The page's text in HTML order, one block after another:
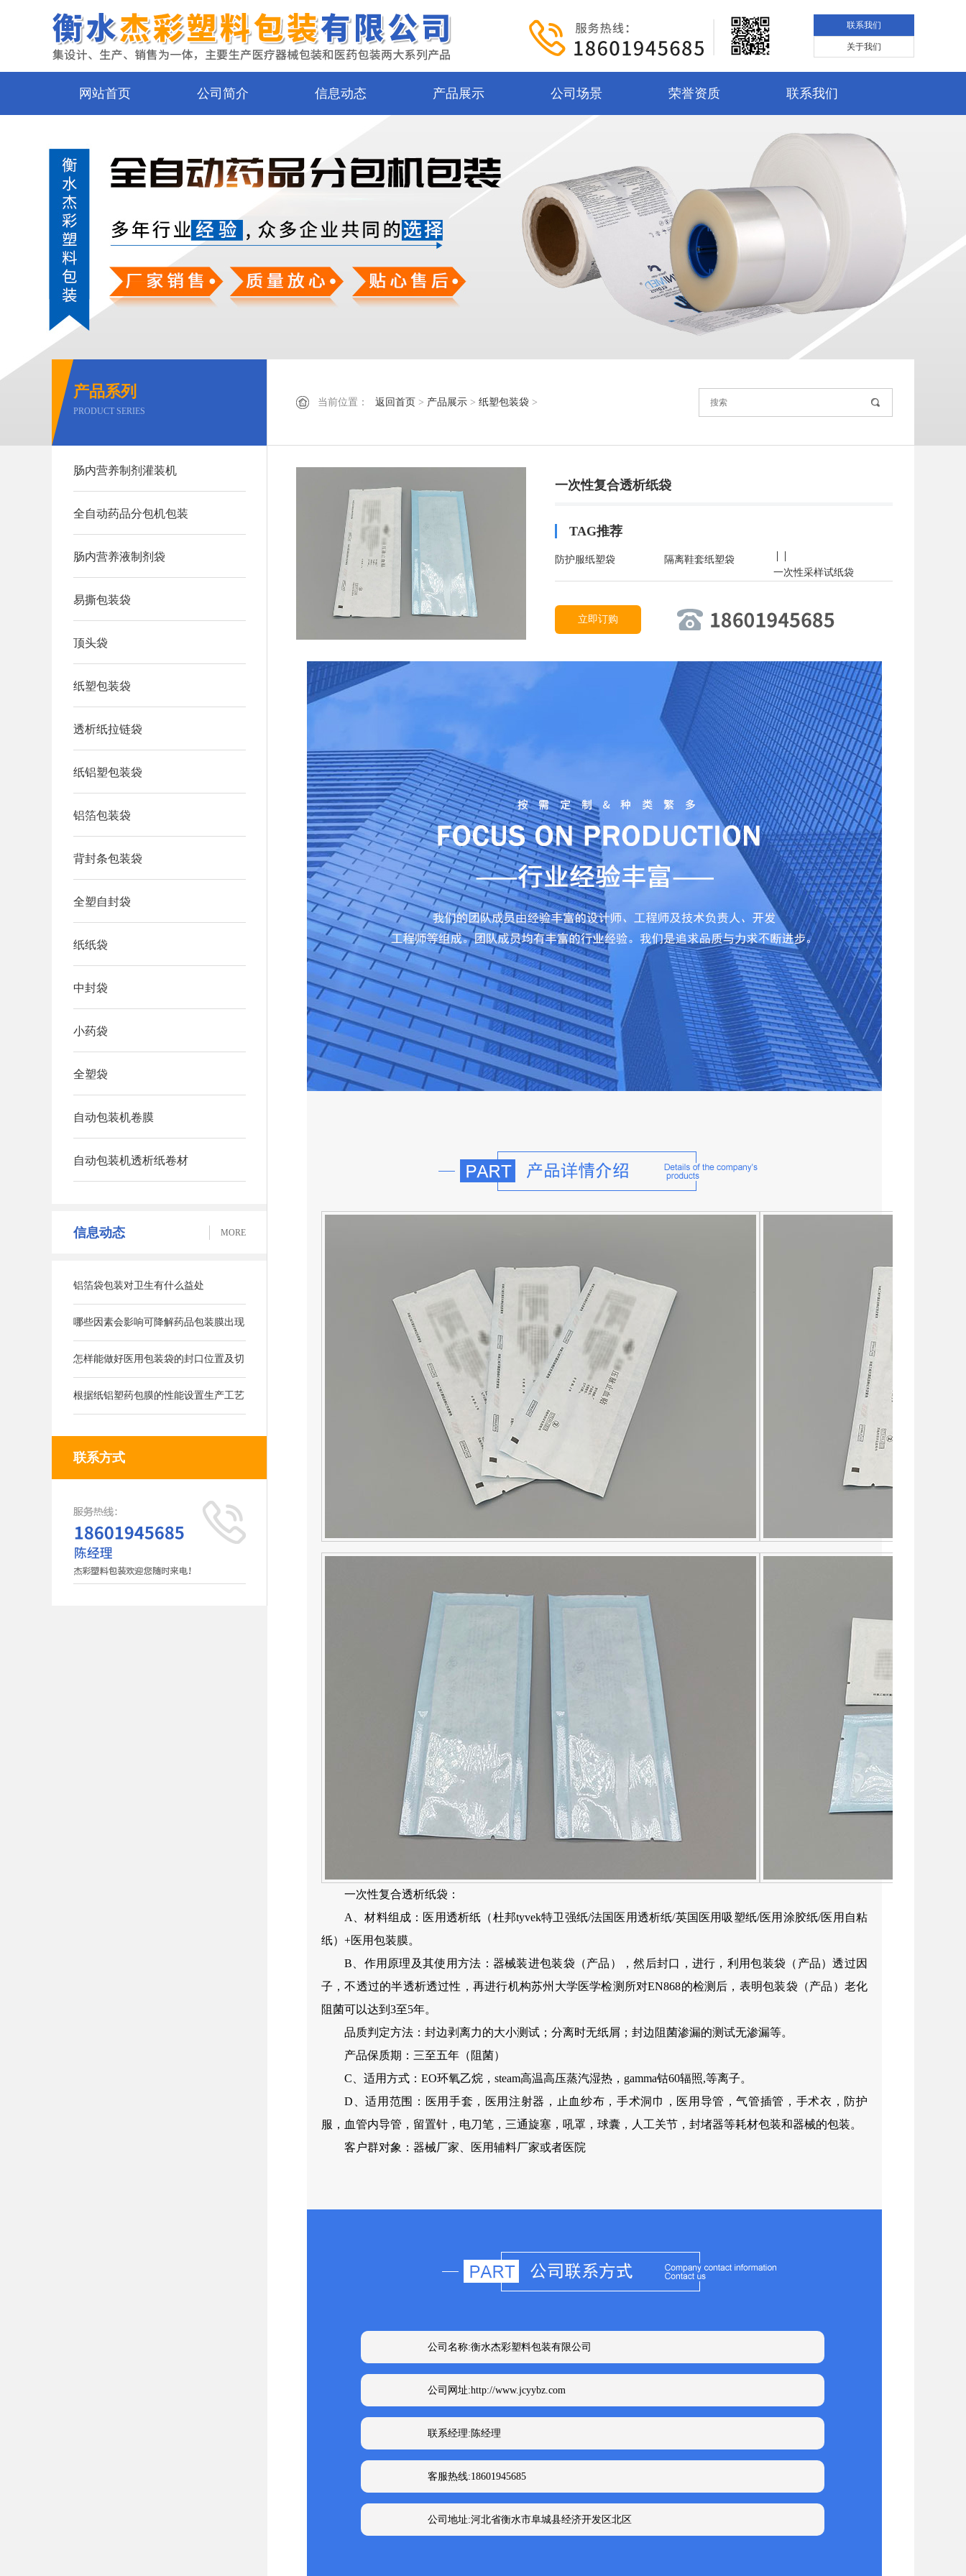
联系我们
关于我们
网站首页 公司简介 信息动态 产品展示 公司场景 荣誉资质 联系我们
产品系列
PRODUCT SERIES
肠内营养制剂灌装机
全自动药品分包机包装
肠内营养液制剂袋
易撕包装袋
顶头袋
纸塑包装袋
透析纸拉链袋
纸铝塑包装袋
铝箔包装袋
背封条包装袋
全塑自封袋
纸纸袋
中封袋
小药袋
全塑袋
自动包装机卷膜
自动包装机透析纸卷材
信息动态 MORE
铝箔袋包装对卫生有什么益处
哪些因素会影响可降解药品包装膜出现
的气泡
怎样能做好医用包装袋的封口位置及切
刀位置
根据纸铝塑药包膜的性能设置生产工艺
联系方式
当前位置： 返回首页 > 产品展示 > 纸塑包装袋 >
一次性复合透析纸袋
TAG推荐
防护服纸塑袋 |
隔离鞋套纸塑袋 |
一次性采样试纸袋
立即订购
一次性复合透析纸袋：
A、材料组成：医用透析纸（杜邦tyvek特卫强纸/法国医用透析纸/英国医用吸塑纸/医用涂胶纸/医用自粘
纸）+医用包装膜。
B、作用原理及其使用方法：器械装进包装袋（产品），然后封口，进行，利用包装袋（产品）透过因
子，不透过的半透析透过性，再进行机构苏州大学医学检测所对EN868的检测后，表明包装袋（产品）老化
阻菌可以达到3至5年。
品质判定方法：封边剥离力的大小测试；分离时无纸屑；封边阻菌渗漏的测试无渗漏等。
产品保质期：三至五年（阻菌）
C、适用方式：EO环氧乙烷，steam高温高压蒸汽湿热，gamma钴60辐照,等离子。
D、适用范围：医用手套，医用注射器，止血纱布，手术洞巾，医用导管，气管插管，手术衣，防护
服，血管内导管，留置针，电刀笔，三通旋塞，吼罩，球囊，人工关节，封堵器等耗材包装和器械的包装。
客户群对象：器械厂家、医用辅料厂家或者医院
公司名称:衡水杰彩塑料包装有限公司
公司网址:http://www.jcyybz.com
联系经理:陈经理
客服热线:18601945685
公司地址:河北省衡水市阜城县经济开发区北区